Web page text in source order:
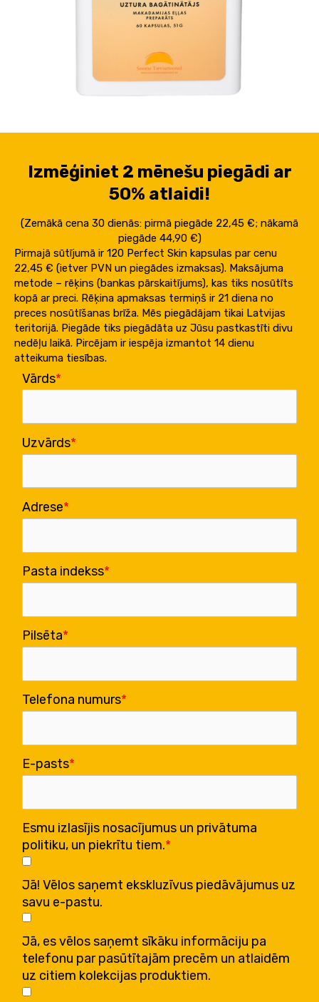
Izmēģiniet 2 mēnešu piegādi ar
50% atlaidi!
(Zemākā cena 30 dienās: pirmā piegāde 22,45 €; nākamā
piegāde 44,90 €)
Pirmajā sūtījumā ir 120 Perfect Skin kapsulas par cenu
22,45 € (ietver PVN un piegādes izmaksas). Maksājuma
metode – rēķins (bankas pārskaitījums), kas tiks nosūtīts
kopā ar preci. Rēķina apmaksas termiņš ir 21 diena no
preces nosūtīšanas brīža. Mēs piegādājam tikai Latvijas
teritorijā. Piegāde tiks piegādāta uz Jūsu pastkastīti divu
nedēļu laikā. Pircējam ir iespēja izmantot 14 dienu
atteikuma tiesības.
Vārds
Uzvārds
Adrese
Pasta indekss
Pilsēta
Telefona numurs
E-pasts
Esmu izlasījis nosacījumus un privātuma
politiku, un piekrītu tiem.
Jā! Vēlos saņemt ekskluzīvus piedāvājumus uz
savu e-pastu.
Jā, es vēlos saņemt sīkāku informāciju pa
telefonu par pasūtītajām precēm un atlaidēm
uz citiem kolekcijas produktiem.